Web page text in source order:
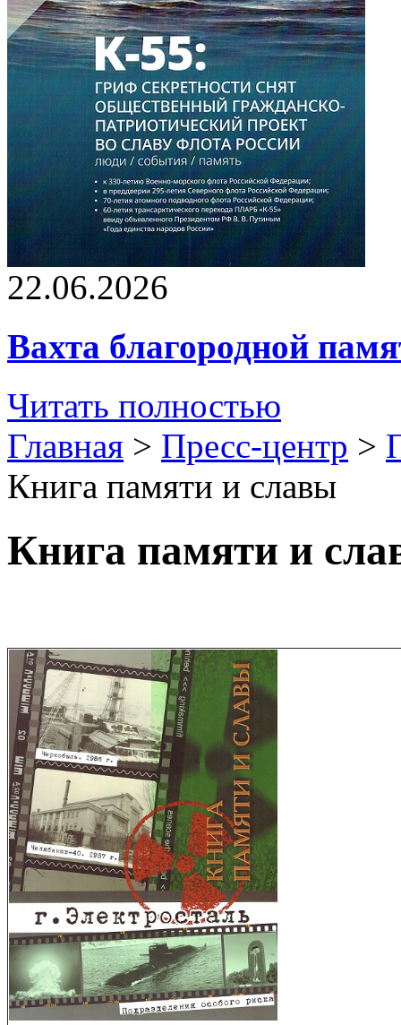
22.06.2026
Вахта благородной
Читать полностью
Главная > Пресс-центр >
Книга памяти и славы
Книга памяти и